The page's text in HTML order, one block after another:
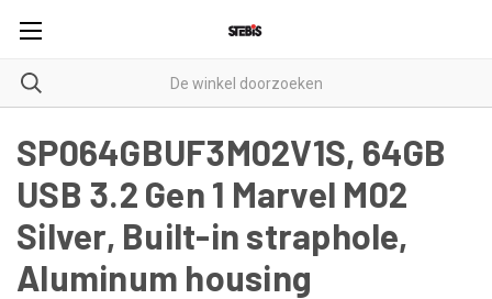
SP064GBUF3M02V1S, 64GB
USB 3.2 Gen 1 Marvel M02
Silver, Built-in straphole,
Aluminum housing